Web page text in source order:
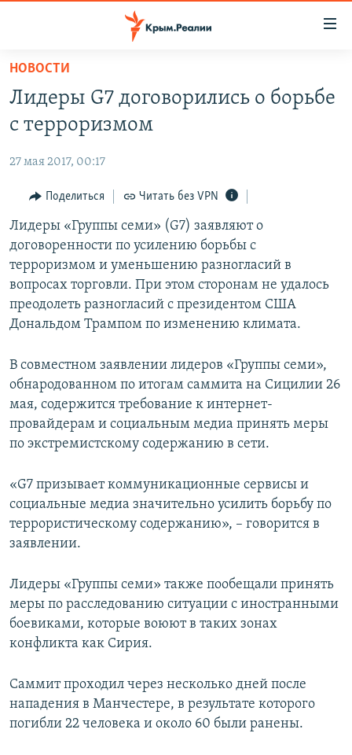
Вернуться
основному
содержанию
Вернутся
навигации
Вернутся
поиску
СПЕЦПРОЕКТЫ
КАРТА ВОЕННЫХ ОБЪЕКТОВ КРЫМА
11 ЛЕТ ОККУПАЦИИ КРЫМА. 11 ИСТОРИЙ СОПРОТИВЛЕНИЯ
ВОДА
ИСТОРИЯ
ЕЩЕ
ИНТЕРАКТИВ
ИНФОГРАФИКА
ТЕЛЕПРОЕКТ КРЫМ.РЕАЛИИ
СОВЕТЫ ПРАВОЗАЩИТНИКОВ
ПОБЕДИТЕЛЕЙ НЕ СУДЯТ?
КРЫМ.НЕПОКОРЕННЫЙ
ELIFBE
УКРАИНСКАЯ ПРОБЛЕМА КРЫМА
РАДІО СВОБОДА
КАК ОБОЙТИ БЛОКИРОВКУ
Українською
Qırımtatar
ПРИСОЕДИНЯЙТЕСЬ!
НОВОСТИ
Лидеры G7 договорились о борьбе
с терроризмом
27 мая 2017, 00:17
Поделиться Читать без VPN
Лидеры «Группы семи» (G7) заявляют о
договоренности по усилению борьбы с
терроризмом и уменьшению разногласий в
вопросах торговли. При этом сторонам не удалось
преодолеть разногласий с президентом США
Дональдом Трампом по изменению климата.
В совместном заявлении лидеров «Группы семи»,
обнародованном по итогам саммита на Сицилии 26
мая, содержится требование к интернет-
провайдерам и социальным медиа принять меры
по экстремистскому содержанию в сети.
«G7 призывает коммуникационные сервисы и
социальные медиа значительно усилить борьбу по
террористическому содержанию», – говорится в
заявлении.
Лидеры «Группы семи» также пообещали принять
меры по расследованию ситуации с иностранными
боевиками, которые воюют в таких зонах
конфликта как Сирия.
Саммит проходил через несколько дней после
нападения в Манчестере, в результате которого
погибли 22 человека и около 60 были ранены.